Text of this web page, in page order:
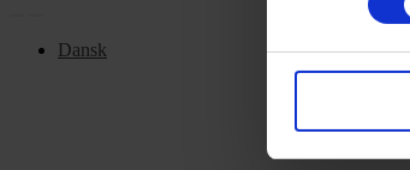
Dansk